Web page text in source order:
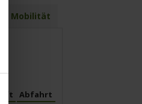
Mobilität
Abfahrt